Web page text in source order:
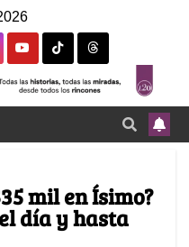
mil en Ísimo?
día y hasta